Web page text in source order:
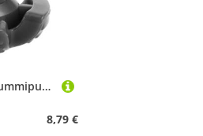
Gogogmee Krücken Gummipuffer Ersatz Rutschfest Gehstockspitzen aus Elastischem Gummi für Gehstöcke und Unterarmstützen Einfache Montage Maximale Stabilität bei Nassen und Glatten Flächen
8,79 €